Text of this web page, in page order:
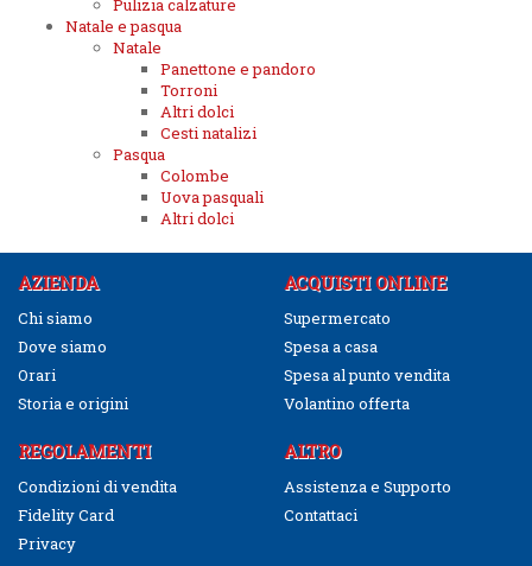
Pulizia calzature
Natale e pasqua
Natale
Panettone e pandoro
Torroni
Altri dolci
Cesti natalizi
Pasqua
Colombe
Uova pasquali
Altri dolci
AZIENDA
Chi siamo
Dove siamo
Orari
Storia e origini
ACQUISTI ONLINE
Supermercato
Spesa a casa
Spesa al punto vendita
Volantino offerta
REGOLAMENTI
Condizioni di vendita
Fidelity Card
Privacy
ALTRO
Assistenza e Supporto
Contattaci